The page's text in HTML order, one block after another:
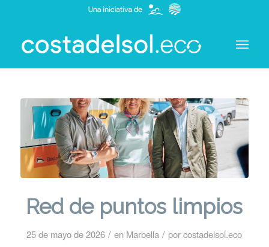
Red de puntos limpios
25 de mayo de 2026 / en Marbella / porcostadelsol.eco